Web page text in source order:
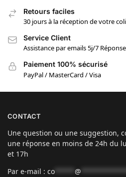
Retours faciles
30 jours à la réception de votre
Service Client
Assistance par emails 5j/7
Paiement 100% sécurisé
PayPal / MasterCard / Visa
CONTACT
Une question ou une suggestion,
une réponse en moins de 24h du
et 17h
Par e-mail : co @